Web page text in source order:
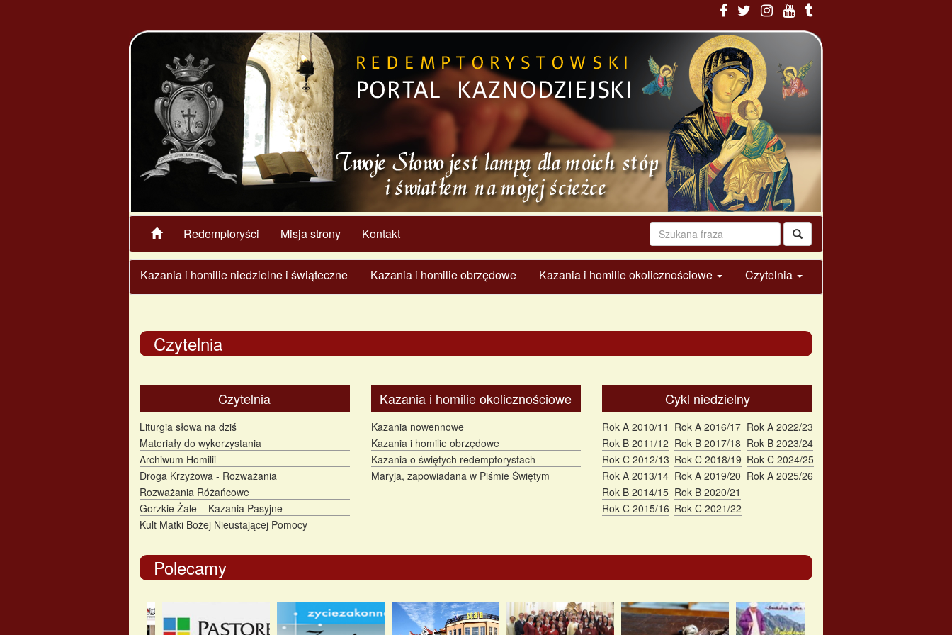
Redemptoryści Misja strony Kontakt
Kazania i homilie niedzielne i świąteczne Kazania i homilie obrzędowe Kazania i homilie okolicznościowe Czytelnia
Czytelnia
Czytelnia
Liturgia słowa na dziś
Materiały do wykorzystania
Archiwum Homilii
Droga Krzyżowa - Rozważania
Rozważania Różańcowe
Gorzkie Żale – Kazania Pasyjne
Kult Matki Bożej Nieustającej Pomocy
Kazania i homilie okolicznościowe
Kazania nowennowe
Kazania i homilie obrzędowe
Kazania o świętych redemptorystach
Maryja, zapowiadana w Piśmie Świętym
Cykl niedzielny
Rok A 2010/11
Rok B 2011/12
Rok C 2012/13
Rok A 2013/14
Rok B 2014/15
Rok C 2015/16
Rok A 2016/17
Rok B 2017/18
Rok C 2018/19
Rok A 2019/20
Rok B 2020/21
Rok C 2021/22
Rok A 2022/23
Rok B 2023/24
Rok C 2024/25
Rok A 2025/26
Polecamy